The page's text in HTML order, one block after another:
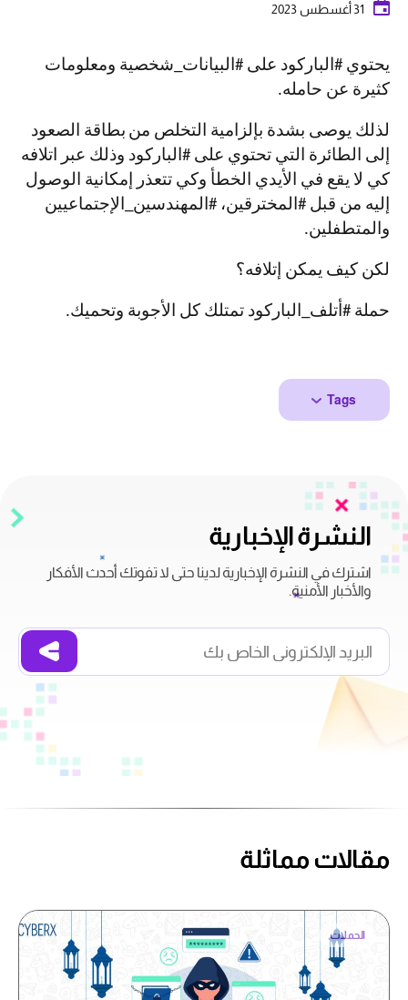
31 أغسطس 2023
يحتوي #الباركود على #البيانات_شخصية ومعلومات
كثيرة عن حامله.
لذلك يوصى بشدة بإلزامية التخلص من بطاقة الصعود
إلى الطائرة التي تحتوي على #الباركود وذلك عبر اتلافه
كي لا يقع في الأيدي الخطأ وكي تتعذر إمكانية الوصول
إليه من قبل #المخترقين، #المهندسين_الإجتماعيين
والمتطفلين.
لكن كيف يمكن إتلافه؟
حملة #أتلف_الباركود تمتلك كل الأجوبة وتحميك.
Tags
النشرة الإخبارية
اشترك في النشرة الإخبارية لدينا حتى لا تفوتك أحدث الأفكار
والأخبار الأمنية.
مقالات مماثلة
الحملات